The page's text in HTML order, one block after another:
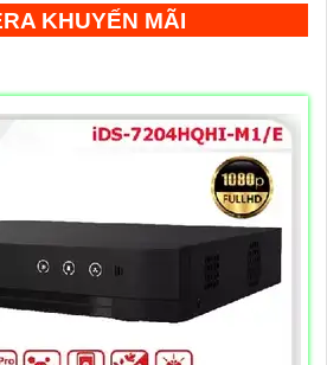
KHUYẾN MÃI